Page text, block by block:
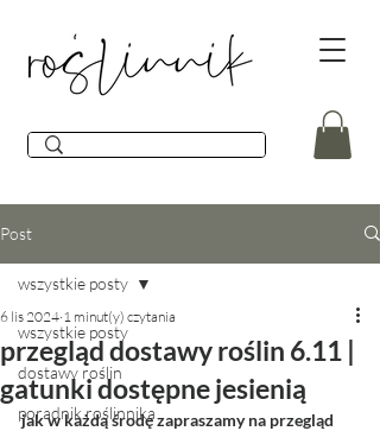
Post
wszystkie posty
dostawy roślin
poradnik roślinnika
wszystkie posty
przegląd dostawy roślin 6.11 |
gatunki dostępne jesienią
6 lis 2024 1 minut(y) czytania
jak w każdą środę zapraszamy na przegląd